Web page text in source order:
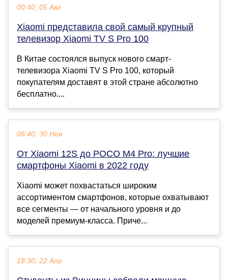
00:40, 05 Авг
Xiaomi представила свой самый крупный
телевизор Xiaomi TV S Pro 100
В Китае состоялся выпуск нового смарт-
телевизора Xiaomi TV S Pro 100, который
покупателям доставят в этой стране абсолютно
бесплатно....
06:40, 30 Ноя
От Xiaomi 12S до POCO M4 Pro: лучшие
смартфоны Xiaomi в 2022 году
Xiaomi может похвастаться широким
ассортиментом смартфонов, которые охватывают
все сегменты — от начального уровня и до
моделей премиум-класса. Приче...
18:30, 22 Апр